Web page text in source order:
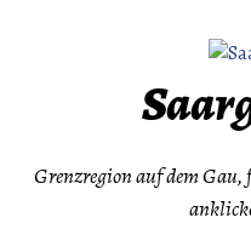
Grenzregion auf dem